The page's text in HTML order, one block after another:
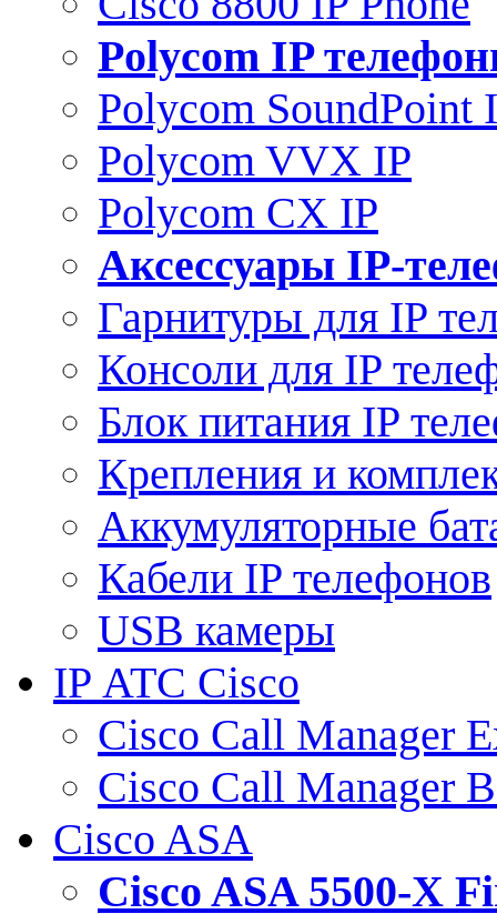
Polycom IP
Polycom SoundPoint
Polycom VVX IP
Polycom CX IP
Аксессуары IP-
Гарнитуры для IP
Консоли для IP
Блок питания IP
Крепления и
Аккумуляторные
Кабели IP телефонов
USB камеры
IP АТС Cisco
Cisco Call Manager
Cisco Call Manager
Cisco ASA
Cisco ASA 5500-X